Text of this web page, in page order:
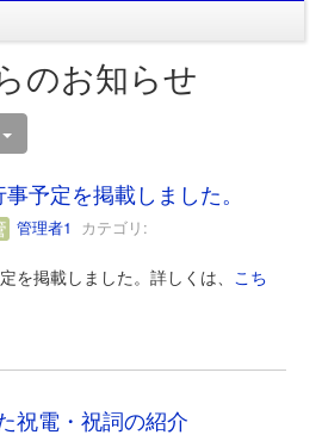
のお知らせ
予定を掲載しました。
管理者1 カテゴリ:
を掲載しました。詳しくは、 こち
祝電・祝詞の紹介